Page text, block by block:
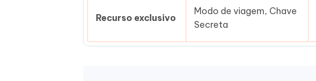
Recurso exclusivo
Modo de viagem, Chave
Secreta